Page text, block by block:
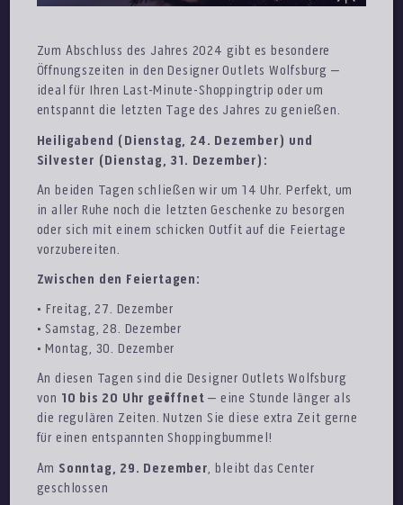
Zum Abschluss des Jahres 2024 gibt es besondere
Öffnungszeiten in den Designer Outlets Wolfsburg –
ideal für Ihren Last-Minute-Shoppingtrip oder um
entspannt die letzten Tage des Jahres zu genießen.
Heiligabend (Dienstag, 24. Dezember) und
Silvester (Dienstag, 31. Dezember):
An beiden Tagen schließen wir um 14 Uhr. Perfekt, um
in aller Ruhe noch die letzten Geschenke zu besorgen
oder sich mit einem schicken Outfit auf die Feiertage
vorzubereiten.
Zwischen den Feiertagen:
• Freitag, 27. Dezember
• Samstag, 28. Dezember
• Montag, 30. Dezember
An diesen Tagen sind die Designer Outlets Wolfsburg
von 10 bis 20 Uhr geöffnet – eine Stunde länger als
die regulären Zeiten. Nutzen Sie diese extra Zeit gerne
für einen entspannten Shoppingbummel!
Am Sonntag, 29. Dezember, bleibt das Center
geschlossen